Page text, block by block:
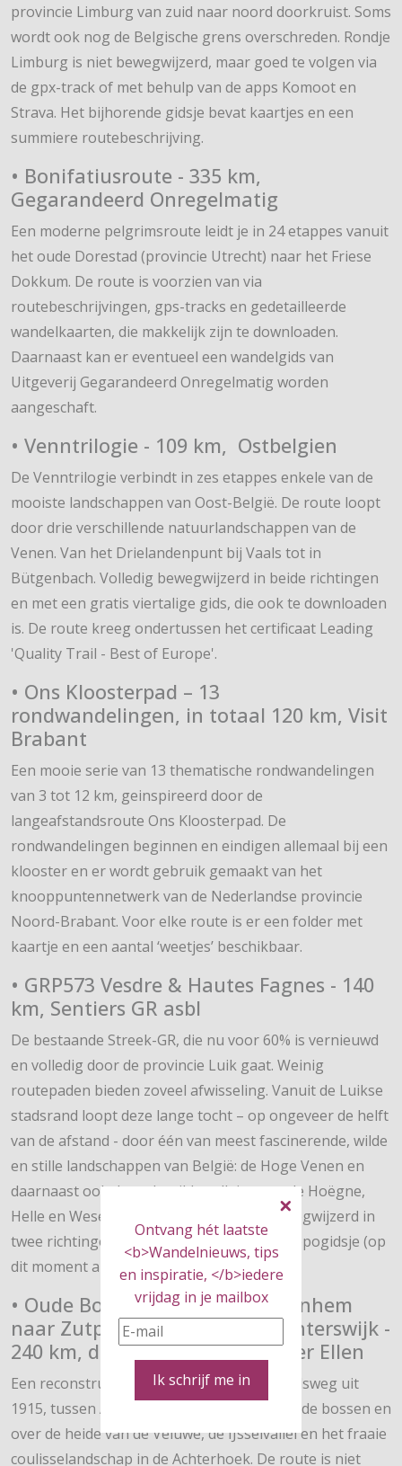
Ontvang hét laatste
<b>Wandelnieuws, tips
en inspiratie, </b>iedere
vrijdag in je mailbox
Ik schrijf me in
provincie Limburg van zuid naar noord doorkruist. Soms
wordt ook nog de Belgische grens overschreden. Rondje
Limburg is niet bewegwijzerd, maar goed te volgen via
de gpx-track of met behulp van de apps Komoot en
Strava. Het bijhorende gidsje bevat kaartjes en een
summiere routebeschrijving.
• Bonifatiusroute - 335 km,
Gegarandeerd Onregelmatig
Een moderne pelgrimsroute leidt je in 24 etappes vanuit
het oude Dorestad (provincie Utrecht) naar het Friese
Dokkum. De route is voorzien van via
routebeschrijvingen, gps-tracks en gedetailleerde
wandelkaarten, die makkelijk zijn te downloaden.
Daarnaast kan er eventueel een wandelgids van
Uitgeverij Gegarandeerd Onregelmatig worden
aangeschaft.
• Venntrilogie - 109 km, Ostbelgien
De Venntrilogie verbindt in zes etappes enkele van de
mooiste landschappen van Oost-België. De route loopt
door drie verschillende natuurlandschappen van de
Venen. Van het Drielandenpunt bij Vaals tot in
Bütgenbach. Volledig bewegwijzerd in beide richtingen
en met een gratis viertalige gids, die ook te downloaden
is. De route kreeg ondertussen het certificaat Leading
'Quality Trail - Best of Europe'.
• Ons Kloosterpad – 13
rondwandelingen, in totaal 120 km, Visit
Brabant
Een mooie serie van 13 thematische rondwandelingen
van 3 tot 12 km, geinspireerd door de
langeafstandsroute Ons Kloosterpad. De
rondwandelingen beginnen en eindigen allemaal bij een
klooster en er wordt gebruik gemaakt van het
knooppuntennetwerk van de Nederlandse provincie
Noord-Brabant. Voor elke route is er een folder met
kaartje en een aantal ‘weetjes’ beschikbaar.
• GRP573 Vesdre & Hautes Fagnes - 140
km, Sentiers GR asbl
De bestaande Streek-GR, die nu voor 60% is vernieuwd
en volledig door de provincie Luik gaat. Weinig
routepaden bieden zoveel afwisseling. Vanuit de Luikse
stadsrand loopt deze lange tocht – op ongeveer de helft
van de afstand - door één van meest fascinerende, wilde
en stille landschappen van België: de Hoge Venen en
daarnaast ook door de wilde valleien van de Hoëgne,
Helle en Weser. De route is geel-rood bewegwijzerd in
twee richtingen. Een 120 pagina’s tellend topogidsje (op
dit moment alleen in het Frans).
• Oude Bondswandeling van Arnhem
naar Zutphen, Deventer en Winterswijk -
240 km, door Wandelboswachter Ellen
Een reconstructie van de oude ANWB-bondsweg uit
1915, tussen Arnhem en Winterswijk. Door de bossen en
over de heide van de Veluwe, de IJsselvallei en het fraaie
coulisselandschap in de Achterhoek. De route is niet